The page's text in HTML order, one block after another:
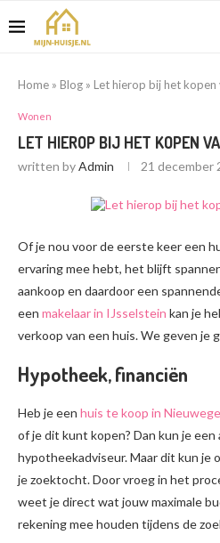
Home » Blog » Let hierop bij het kopen
Wonen
LET HIEROP BIJ HET KOPEN
written byAdmin 21 december
Of je nou voor de eerste keer een
ervaring mee hebt, het blijft
aankoop en daardoor een
een makelaar in IJsselstein kan je
verkoop van een huis. We geven je
Hypotheek, financiën
Heb je een huis te koop in
of je dit kunt kopen? Dan kun je een
hypotheekadviseur. Maar dit kun je
je zoektocht. Door vroeg in het
weet je direct wat jouw maximale
rekening mee houden tijdens de